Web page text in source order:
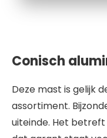
Conisch
Deze mast is gelijk
assortiment.
uiteinde. Het